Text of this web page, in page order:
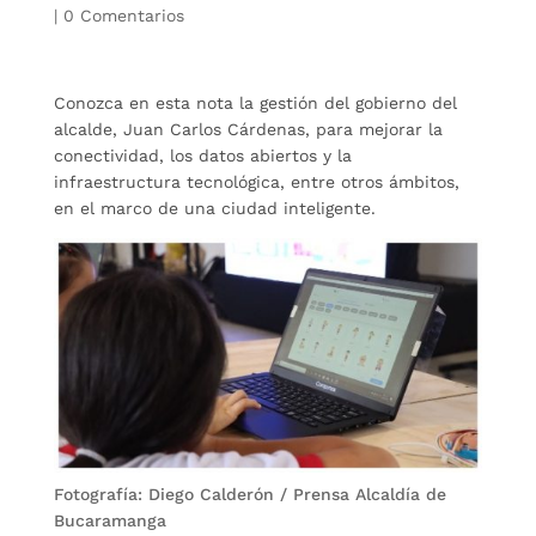
| 0 Comentarios
Conozca en esta nota la gestión del gobierno del
alcalde, Juan Carlos Cárdenas, para mejorar la
conectividad, los datos abiertos y la
infraestructura tecnológica, entre otros ámbitos,
en el marco de una ciudad inteligente.
Fotografía: Diego Calderón / Prensa Alcaldía de
Bucaramanga